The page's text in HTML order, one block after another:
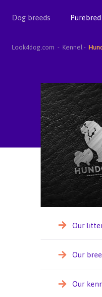
Dog breeds
Look4dog.com Kennel
Our
Our
Our